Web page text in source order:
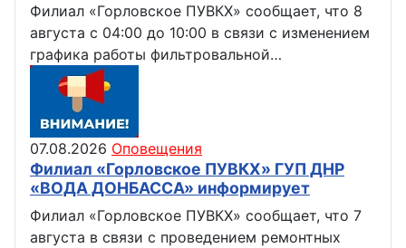
Филиал «Горловское ПУВКХ» сообщает, что 8
августа с 04:00 до 10:00 в связи с изменением
графика работы фильтровальной…
07.08.2026 Оповещения
Филиал «Горловское ПУВКХ» ГУП ДНР
«ВОДА ДОНБАССА» информирует
Филиал «Горловское ПУВКХ» сообщает, что 7
августа в связи с проведением ремонтных